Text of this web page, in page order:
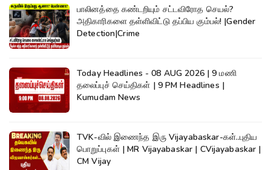
பாலினத்தை கண்டறியும் சட்டவிரோத செயல்?
அதிகாரிகளை தள்ளிவிட்டு தப்பிய கும்பல்! |Gender
Detection|Crime
Today Headlines - 08 AUG 2026 | 9 மணி
தலைப்புச் செய்திகள் | 9 PM Headlines |
Kumudam News
TVK-வில் இணைந்த இரு Vijayabaskar-கள்..புதிய
பொறுப்புகள் | MR Vijayabaskar | CVijayabaskar |
CM Vijay